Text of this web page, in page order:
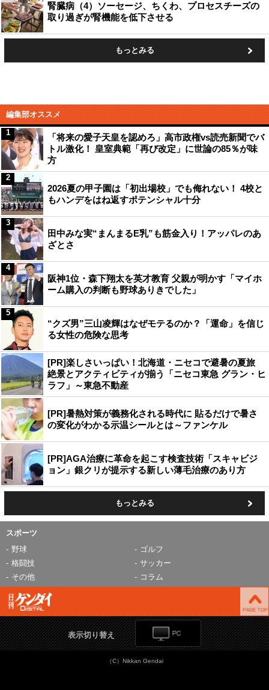
腎臓病（4）ソーセージ、ちくわ、プロセスチーズの
取り過ぎが腎機能を低下させる
もっとみる
編集部オススメ
「将来の愛子天皇を認めろ」高市政権vs読売新聞でバ
トル激化！ 皇室典範「再び改定」に世論の85％が味
方
1
2026夏の甲子園は「初出場校」でも侮れない！ 4校と
もハンデをはね返すポテンシャル十分
2
田中みな実“まんまるE乳”も筋金入り！アッパレのあ
ざとさ
3
阪神1位・森下翔太を英才教育 父親が明かす「マイホ
ーム購入の判断も野球ありきでした」
4
“クズ男”三山凌輝はなぜモテるのか？「運命」を信じ
る女性の危険な思考
5
[PR]楽しさいっぱい！北海道・ニセコで避暑の夏旅
絶景とアクティビティが揃う「ニセコ東急 グラン・ヒ
ラフ」～東急不動産
[PR]暑熱対策が義務化される時代に 貼るだけで暑さ
の変化がわかる示温シールとは～ファンケル
[PR]AGA治療に革命を起こす検査技術「スキャビジ
ョン」銀クリが提示する新しい薄毛治療のあり方
もっとみる
スポーツ
野球
ゴルフ
格闘技
サッカー
その他
コラム
表示切り替え
（C）Nikkan Gendai